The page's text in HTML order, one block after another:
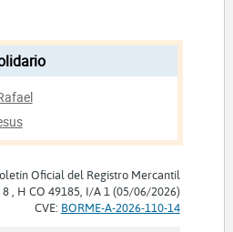
Oficial del Registro Mercantil
8 , H CO 49185, I/A 1 (05/06/2026)
CVE: BORME-A-2026-110-14